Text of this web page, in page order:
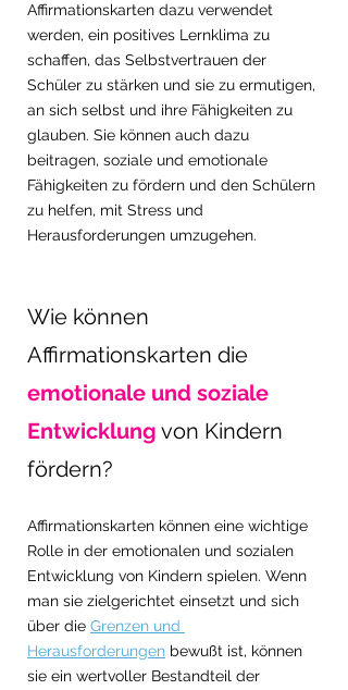
Affirmationskarten dazu verwendet
werden, ein positives Lernklima zu
schaffen, das Selbstvertrauen der
Schüler zu stärken und sie zu ermutigen,
an sich selbst und ihre Fähigkeiten zu
glauben. Sie können auch dazu
beitragen, soziale und emotionale
Fähigkeiten zu fördern und den Schülern
zu helfen, mit Stress und
Herausforderungen umzugehen.
Wie können
Affirmationskarten die
emotionale und soziale
Entwicklung von Kindern
fördern?
Affirmationskarten können eine wichtige
Rolle in der emotionalen und sozialen
Entwicklung von Kindern spielen. Wenn
man sie zielgerichtet einsetzt und sich
über die Grenzen und
Herausforderungen bewußt ist, können
sie ein wertvoller Bestandteil der